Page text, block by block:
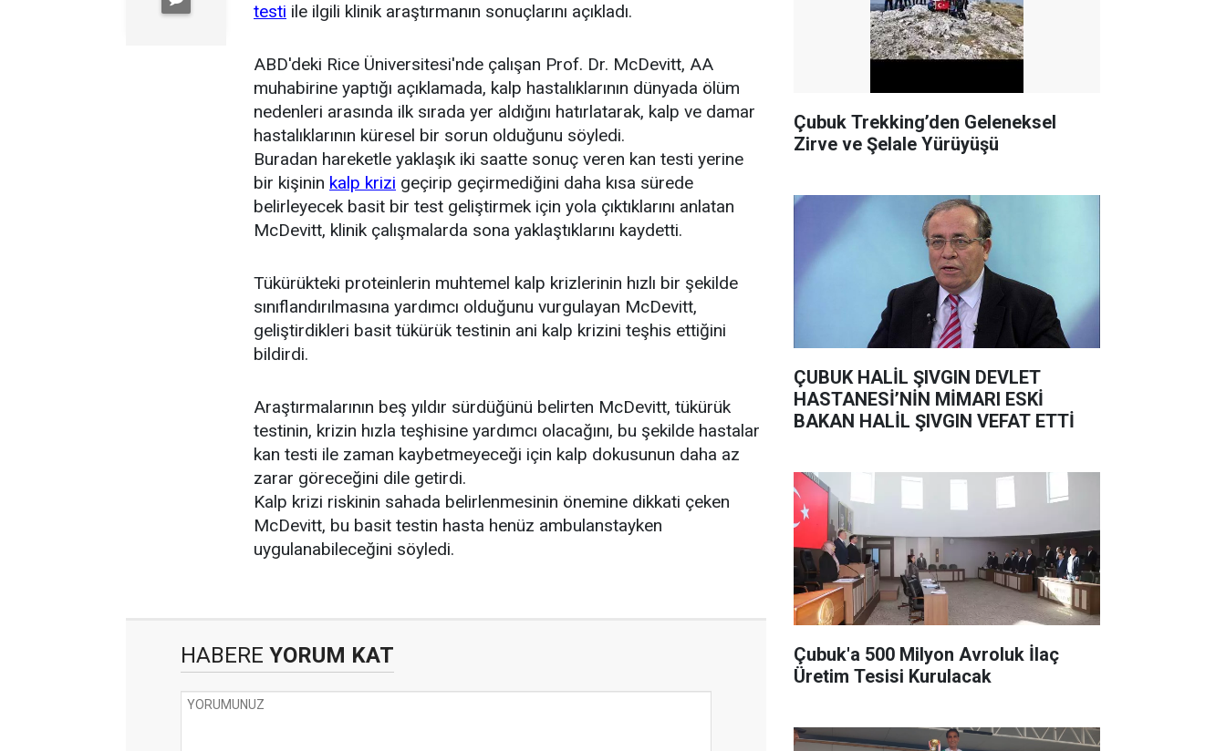
testi ile ilgili klinik araştırmanın sonuçlarını açıkladı.
ABD'deki Rice Üniversitesi'nde çalışan Prof. Dr. McDevitt, AA
muhabirine yaptığı açıklamada, kalp hastalıklarının dünyada ölüm
nedenleri arasında ilk sırada yer aldığını hatırlatarak, kalp ve damar
hastalıklarının küresel bir sorun olduğunu söyledi.
Buradan hareketle yaklaşık iki saatte sonuç veren kan testi yerine
bir kişinin kalp krizi geçirip geçirmediğini daha kısa sürede
belirleyecek basit bir test geliştirmek için yola çıktıklarını anlatan
McDevitt, klinik çalışmalarda sona yaklaştıklarını kaydetti.
Tükürükteki proteinlerin muhtemel kalp krizlerinin hızlı bir şekilde
sınıflandırılmasına yardımcı olduğunu vurgulayan McDevitt,
geliştirdikleri basit tükürük testinin ani kalp krizini teşhis ettiğini
bildirdi.
Araştırmalarının beş yıldır sürdüğünü belirten McDevitt, tükürük
testinin, krizin hızla teşhisine yardımcı olacağını, bu şekilde hastalar
kan testi ile zaman kaybetmeyeceği için kalp dokusunun daha az
zarar göreceğini dile getirdi.
Kalp krizi riskinin sahada belirlenmesinin önemine dikkati çeken
McDevitt, bu basit testin hasta henüz ambulanstayken
uygulanabileceğini söyledi.
HABERE YORUM KAT
Çubuk Trekking’den Geleneksel
Zirve ve Şelale Yürüyüşü
ÇUBUK HALİL ŞIVGIN DEVLET
HASTANESİ’NİN MİMARI ESKİ
BAKAN HALİL ŞIVGIN VEFAT ETTİ
Çubuk'a 500 Milyon Avroluk İlaç
Üretim Tesisi Kurulacak